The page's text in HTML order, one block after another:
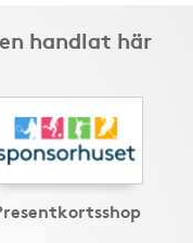
handlat här